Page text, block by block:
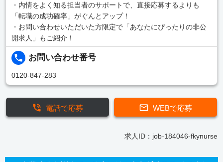
・内情をよく知る担当者のサポートで、直接応募するよりも
「転職の成功確率」がぐんとアップ！
・お問い合わせいただいた方限定で「あなたにぴったりの非公
開求人」もご紹介！
お問い合わせ番号
0120-847-283
WEBで応募
電話で応募
求人ID：job-184046-fkynurse